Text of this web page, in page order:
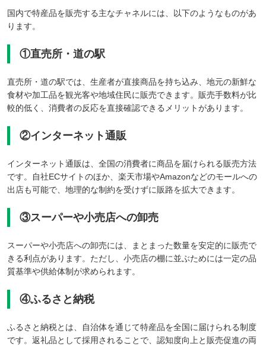
国内で特産品を販売する主なチャネルには、以下のようなものがあ
ります。
①直売所・道の駅
直売所・道の駅では、生産者が直接商品を持ち込み、地元の新鮮な
食材や加工品を観光客や地域住民に販売できます。販売手数料が比
較的低く、消費者の反応を直接確認できるメリットがあります。
②インターネット通販
インターネット通販は、全国の消費者に商品を届けられる販売方法
です。自社ECサイトのほか、楽天市場やAmazonなどのモールへの
出店も可能で、地理的な制約を受けずに販路を拡大できます。
③スーパーや小売店への卸売
スーパーや小売店への卸売には、まとまった数量を安定的に販売で
きる利点があります。ただし、小売店の棚に並ぶためには一定の品
質基準や供給体制が求められます。
④ふるさと納税
ふるさと納税とは、自治体を通じて特産品を全国に届けられる制度
です。返礼品として採用されることで、認知度向上と販売促進の両